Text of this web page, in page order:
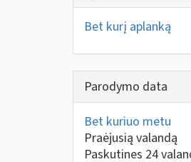
Bet kurį aplanką
Parodymo data
Bet kuriuo metu
Praėjusią valandą
Paskutines 24